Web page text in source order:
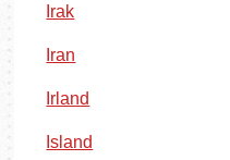
Irak
Iran
Irland
Island